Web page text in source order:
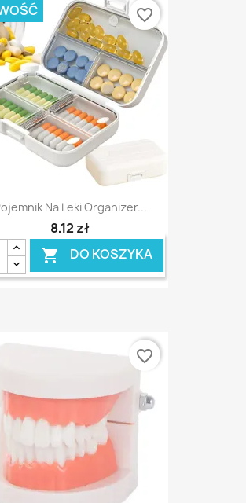
Na Leki Organizer...
8,12 zł
 DO KOSZYKA
favorite_border
favorite_border